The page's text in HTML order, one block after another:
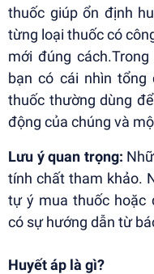
thuốc giúp ổn định
từng loại thuốc có
mới đúng
bạn có cái nhìn tổng
thuốc thường dùng
động của chúng và
Lưu ý quan trọng:
tính chất tham khảo.
tự ý mua thuốc hoặc
có sự hướng dẫn từ
Huyết áp là gì?